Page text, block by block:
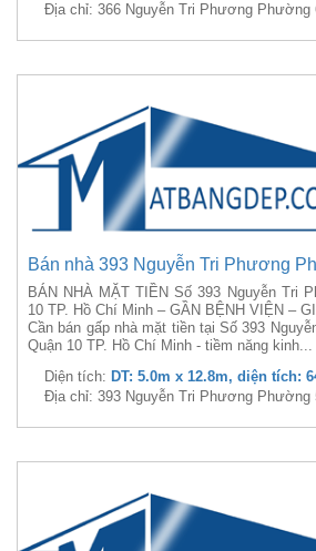
Địa chỉ: 366 Nguyễn Tri Phương Phường
Bán nhà 393 Nguyễn Tri Phương
BÁN NHÀ MẶT TIỀN Số 393 Nguyễn Tri
10 TP. Hồ Chí Minh – GẦN BỆNH VIỆN –
Cần bán gấp nhà mặt tiền tại Số 393
Quận 10 TP. Hồ Chí Minh - tiềm năng kinh...
Diện tích: DT: 5.0m x 12.8m, diện tích:
Địa chỉ: 393 Nguyễn Tri Phương Phường